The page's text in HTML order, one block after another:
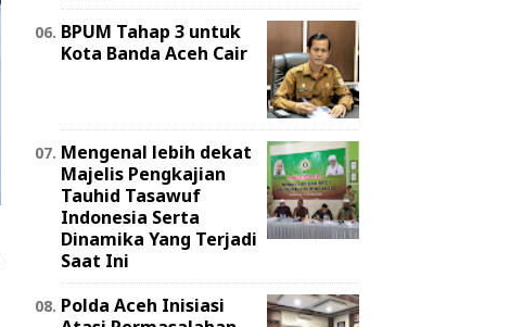
BPUM Tahap 3 untuk
Kota Banda Aceh Cair
Mengenal lebih dekat
Majelis Pengkajian
Tauhid Tasawuf
Indonesia Serta
Dinamika Yang Terjadi
Saat Ini
Polda Aceh Inisiasi